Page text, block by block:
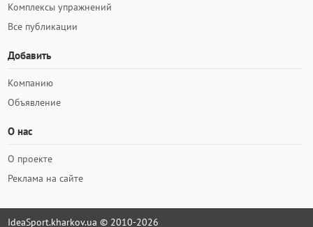
Комплексы упражнений
Все публикации
Добавить
Компанию
Объявление
О нас
О проекте
Реклама на сайте
IdeaSport.kharkov.ua © 2010-2026